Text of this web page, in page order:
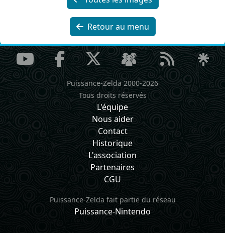
Retour au menu
Puissance-Zelda 2000-2026
Tous droits réservés
L'équipe
Nous aider
Contact
Historique
L'association
Partenaires
CGU
Puissance-Zelda fait partie du réseau
Puissance-Nintendo